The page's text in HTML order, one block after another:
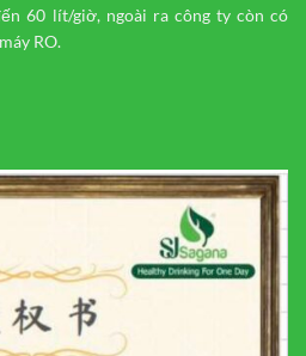
60 lít/giờ, ngoài ra công ty còn có
RO.